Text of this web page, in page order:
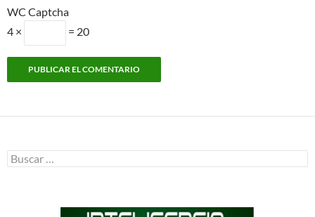
WC Captcha
4 ×
= 20
Buscar: